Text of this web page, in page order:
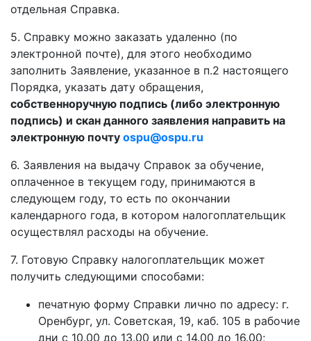
отдельная Справка.
5. Справку можно заказать удаленно (по
электронной почте), для этого необходимо
заполнить Заявление, указанное в п.2 настоящего
Порядка, указать дату обращения,
собственноручную подпись (либо электронную
подпись) и скан данного заявления направить на
электронную почту ospu@ospu.ru
6. Заявления на выдачу Справок за обучение,
оплаченное в текущем году, принимаются в
следующем году, то есть по окончании
календарного года, в котором налогоплательщик
осуществлял расходы на обучение.
7. Готовую Справку налогоплательщик может
получить следующими способами:
печатную форму Справки лично по адресу: г.
Оренбург, ул. Советская, 19, каб. 105 в рабочие
дни с 10.00 до 13.00 или с 14.00 до 16.00;